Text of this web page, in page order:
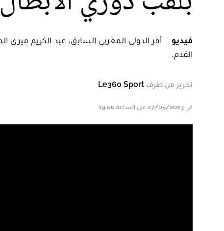
فيديو
أقر الدولي المغربي السابق، عبد الكريم ميري
القدم.
تحرير من طرف Le360 Sport
في 27/05/2023 على الساعة 19:00